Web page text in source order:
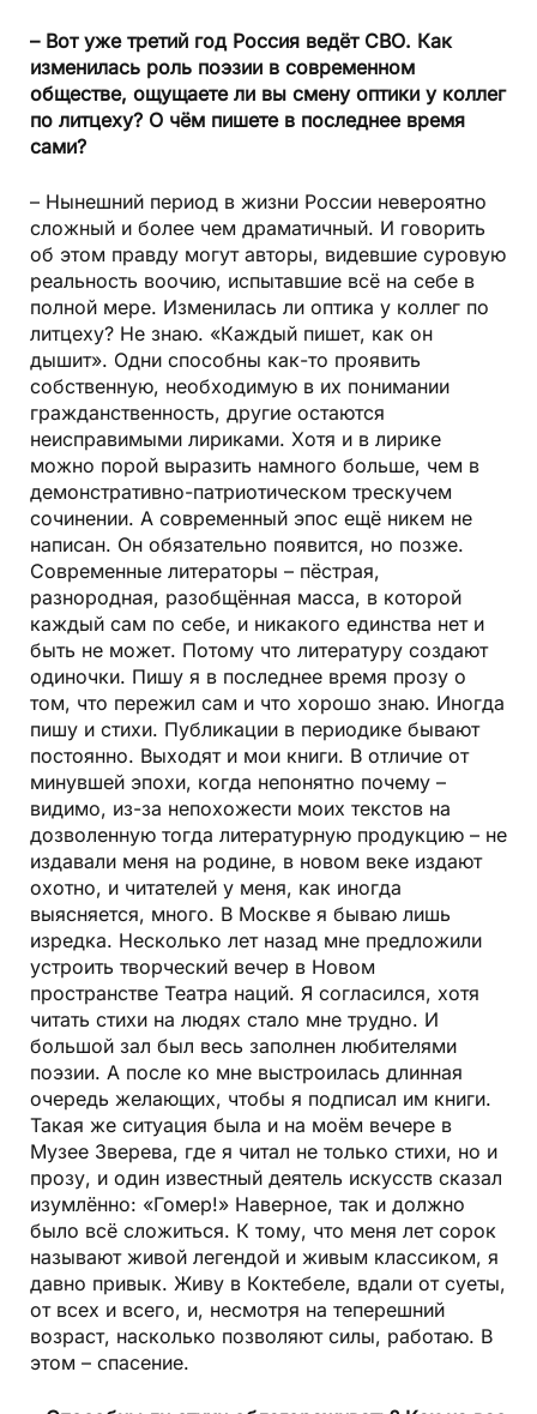
– Вот уже третий год Россия ведёт СВО. Как
изменилась роль поэзии в современном
обществе, ощущаете ли вы смену оптики у коллег
по литцеху? О чём пишете в последнее время
сами?
– Нынешний период в жизни России невероятно
сложный и более чем драматичный. И говорить
об этом правду могут авторы, видевшие суровую
реальность воочию, испытавшие всё на себе в
полной мере. Изменилась ли оптика у коллег по
литцеху? Не знаю. «Каждый пишет, как он
дышит». Одни способны как-то проявить
собственную, необходимую в их понимании
гражданственность, другие остаются
неисправимыми лириками. Хотя и в лирике
можно порой выразить намного больше, чем в
демонстративно-патриотическом трескучем
сочинении. А современный эпос ещё никем не
написан. Он обязательно появится, но позже.
Современные литераторы – пёстрая,
разнородная, разобщённая масса, в которой
каждый сам по себе, и никакого единства нет и
быть не может. Потому что литературу создают
одиночки. Пишу я в последнее время прозу о
том, что пережил сам и что хорошо знаю. Иногда
пишу и стихи. Публикации в периодике бывают
постоянно. Выходят и мои книги. В отличие от
минувшей эпохи, когда непонятно почему –
видимо, из-за непохожести моих текстов на
дозволенную тогда литературную продукцию – не
издавали меня на родине, в новом веке издают
охотно, и читателей у меня, как иногда
выясняется, много. В Москве я бываю лишь
изредка. Несколько лет назад мне предложили
устроить творческий вечер в Новом
пространстве Театра наций. Я согласился, хотя
читать стихи на людях стало мне трудно. И
большой зал был весь заполнен любителями
поэзии. А после ко мне выстроилась длинная
очередь желающих, чтобы я подписал им книги.
Такая же ситуация была и на моём вечере в
Музее Зверева, где я читал не только стихи, но и
прозу, и один известный деятель искусств сказал
изумлённо: «Гомер!» Наверное, так и должно
было всё сложиться. К тому, что меня лет сорок
называют живой легендой и живым классиком, я
давно привык. Живу в Коктебеле, вдали от суеты,
от всех и всего, и, несмотря на теперешний
возраст, насколько позволяют силы, работаю. В
этом – спасение.